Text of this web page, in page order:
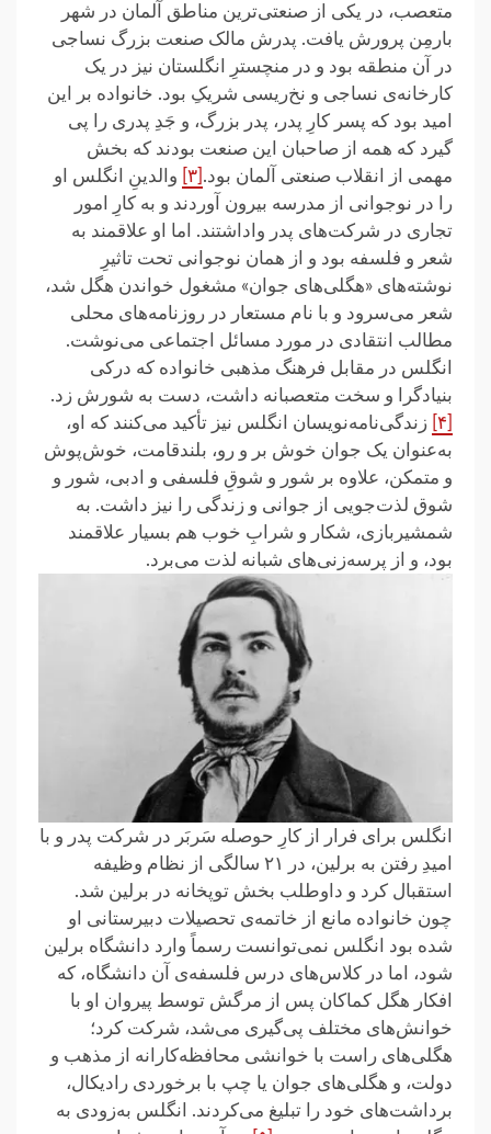
متعصب، در یکی از صنعتی‌ترین مناطق آلمان در شهر
بارمِن پرورش یافت. پدرش مالک صنعت بزرگ نساجی
در آن منطقه بود و در منچسترِ انگلستان نیز در یک
کارخانه‌ی نساجی و نخ‌ریسی شریکِ بود. خانواده بر این
امید بود که پسر کارِ پدر، پدر بزرگ، و جَدِ پدری را پی
گیرد که همه از صاحبان این صنعت بودند که بخش
مهمی از انقلاب صنعتی آلمان بود.
والدینِ انگلس او
را در نوجوانی از مدرسه بیرون آوردند و به کارِ امور
تجاری در شرکت‌های پدر واداشتند. اما او علاقمند به
شعر و فلسفه بود و از همان نوجوانی تحت تاثیرِ
نوشته‌های «هگلی‌های جوان» مشغول خواندن هگل شد،
شعر می‌سرود و با نام مستعار در روزنامه‌های محلی
مطالب انتقادی در مورد مسائل اجتماعی می‌نوشت.
انگلس در مقابل فرهنگ مذهبی خانواده که درکی
بنیادگرا و سخت متعصبانه داشت، دست به شورش زد.
زندگی‌نامه‌نویسان انگلس نیز تأکید می‌کنند که او،
به‌عنوان یک جوان خوش بر و رو، بلندقامت، خوش‌پوش
و متمکن، علاوه بر شور و شوقِ فلسفی و ادبی، شور و
شوق لذت‌جویی از جوانی و زندگی را نیز داشت. به
شمشیربازی، شکار و شرابِ خوب هم بسیار علاقمند
بود، و از پرسه‌زنی‌های شبانه لذت می‌برد.
انگلس برای فرار از کارِ حوصله سَربَر در شرکت پدر و با
امیدِ رفتن به برلین، در ۲۱ سالگی از نظام وظیفه
استقبال کرد و داوطلب بخش توپخانه در برلین شد.
چون خانواده مانع از خاتمه‌ی تحصیلات دبیرستانی او
شده بود انگلس نمی‌توانست رسماً وارد دانشگاه برلین
شود، اما در کلاس‌های درس فلسفه‌ی آن دانشگاه، که
افکار هگل کماکان پس از مرگش توسط پیروان او با
خوانش‌های مختلف پی‌گیری می‌شد، شرکت کرد؛
هگلی‌های راست با خوانشی محافظه‌کارانه از مذهب و
دولت، و هگلی‌های جوان یا چپ با برخوردی رادیکال،
برداشت‌های خود را تبلیغ می‌کردند. انگلس به‌زودی به